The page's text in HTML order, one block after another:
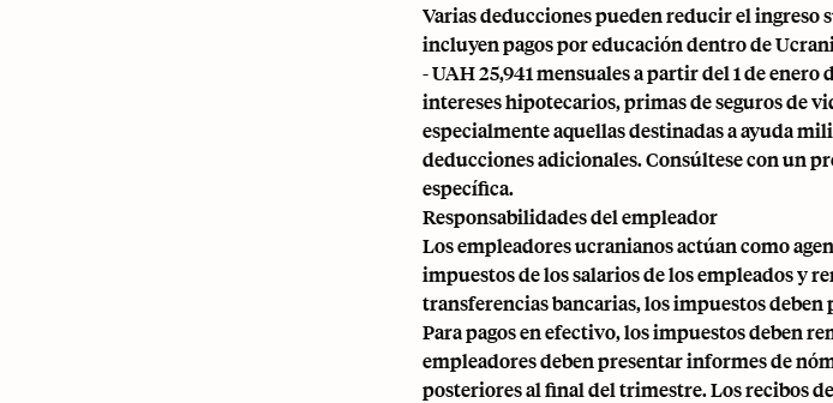
Varias deducciones pueden reducir el ingreso
incluyen pagos por educación dentro de
- UAH 25,941 mensuales a partir del 1 de
intereses hipotecarios, primas de seguros de
especialmente aquellas destinadas a ayuda
deducciones adicionales. Consúltese con un
específica.
Responsabilidades del empleador
Los empleadores ucranianos actúan como
impuestos de los salarios de los empleados y
transferencias bancarias, los impuestos deben
Para pagos en efectivo, los impuestos deben
empleadores deben presentar informes de
posteriores al final del trimestre. Los recibos